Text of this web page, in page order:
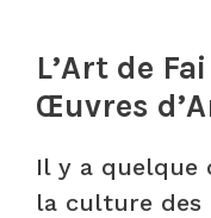
L’Art de
Œuvres
Il y a quelque
la culture des